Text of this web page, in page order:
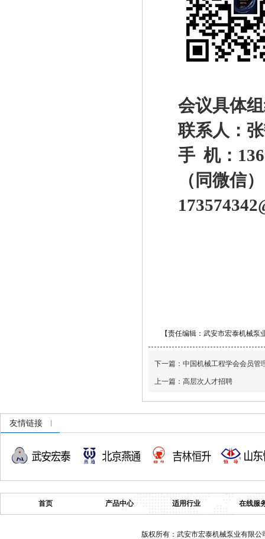
会议具体
联系人：
手 机：
（同微信）
【责任编辑：武安市宏泰机械泵
下一篇： 中国机械工程学会会员管
上一篇： 高层次人才招聘
友情链接
首页 产品中心 适用行业 在线服
版权所有：武安市宏泰机械泵业有限